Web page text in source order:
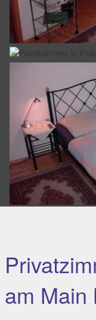
am Main